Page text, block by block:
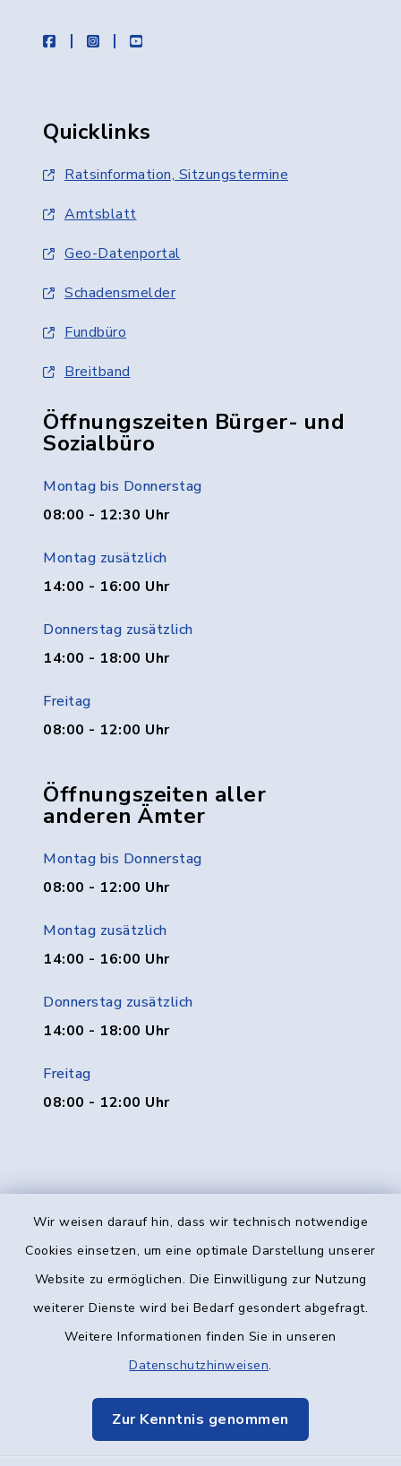
Wir weisen darauf hin, dass wir technisch notwendige
Cookies einsetzen, um eine optimale Darstellung unserer
Website zu ermöglichen. Die Einwilligung zur Nutzung
weiterer Dienste wird bei Bedarf gesondert abgefragt.
Weitere Informationen finden Sie in unseren
Datenschutzhinweisen.
Zur Kenntnis genommen
facebookinstagramyoutube
Quicklinks
Ratsinformation, Sitzungstermine
Amtsblatt
Geo-Datenportal
Schadensmelder
Fundbüro
Breitband
Öffnungszeiten Bürger- und
Sozialbüro
Montag bis Donnerstag
08:00 - 12:30 Uhr
Montag zusätzlich
14:00 - 16:00 Uhr
Donnerstag zusätzlich
14:00 - 18:00 Uhr
Freitag
08:00 - 12:00 Uhr
Öffnungszeiten aller
anderen Ämter
Montag bis Donnerstag
08:00 - 12:00 Uhr
Montag zusätzlich
14:00 - 16:00 Uhr
Donnerstag zusätzlich
14:00 - 18:00 Uhr
Freitag
08:00 - 12:00 Uhr
Kontakt
Datenschutz
Elektronische Kommunikation